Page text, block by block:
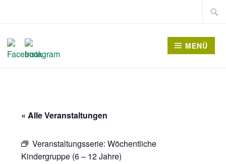
springen
Suche
MENÜ
« Alle Veranstaltungen
Veranstaltungsserie:Wöchentliche
Kindergruppe (6 – 12 Jahre)